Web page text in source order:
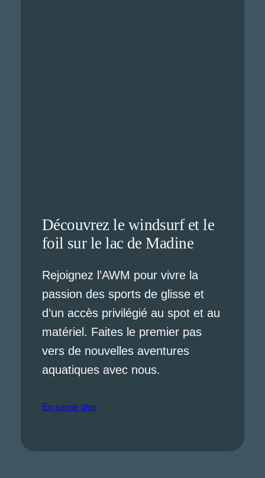
Découvrez le windsurf et le
foil sur le lac de Madine
Rejoignez l’AWM pour vivre la
passion des sports de glisse et
d’un accès privilégié au spot et au
matériel. Faites le premier pas
vers de nouvelles aventures
aquatiques avec nous.
En savoir plus